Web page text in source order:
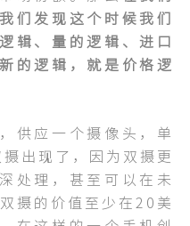
们发现这个时候我们
辑、量的逻辑、进口
的逻辑，就是价格逻
供应一个摄像头，单
出现了，因为双摄更
处理，甚至可以在未
摄的价值至少在20美